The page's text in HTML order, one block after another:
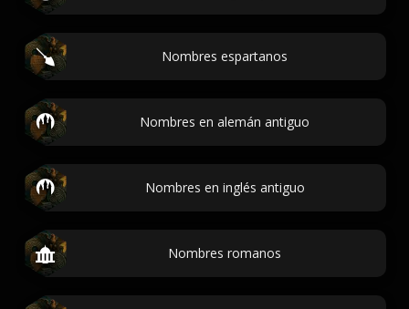
Nombres espartanos
Nombres en alemán antiguo
Nombres en inglés antiguo
Nombres romanos